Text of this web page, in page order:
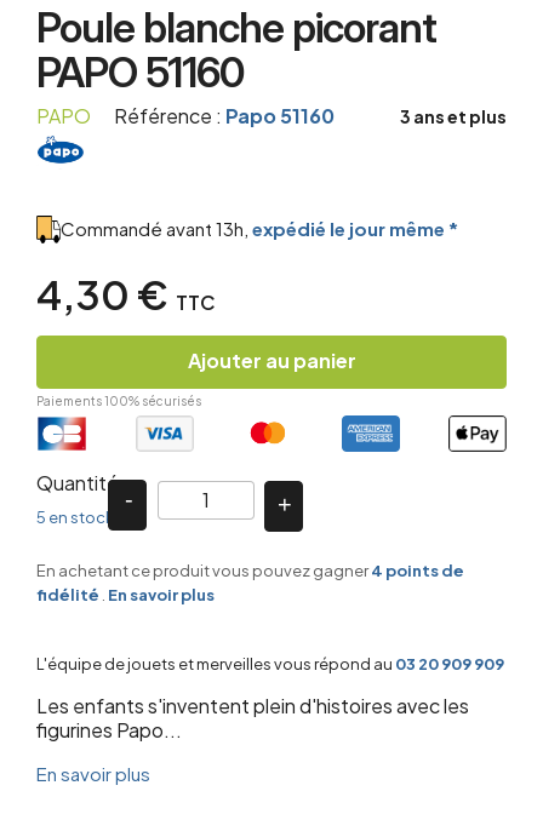
Poule blanche picorant
PAPO 51160
PAPO Référence : Papo 51160 3 ans et plus
Commandé avant 13h, expédié le jour même *
4,30 € TTC
Ajouter au panier
Paiements 100% sécurisés
Quantité
5 en stock
En achetant ce produit vous pouvez gagner4 points de
fidélité En savoir plus
L'équipe de jouets et merveilles vous répond au 03 20 909 909
Les enfants s'inventent plein d'histoires avec les
figurines Papo...
En savoir plus